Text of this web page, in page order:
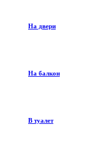
На двери
На балкон
В туалет